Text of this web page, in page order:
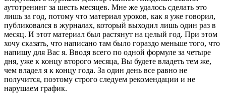
аутотренинг за шесть месяцев. Мне же удалось сделать это
лишь за год, потому что материал уроков, как я уже говорил,
публиковался в журналах, который выходил лишь один раз в
месяц. И этот материал был растянут на целый год. При этом
хочу сказать, что написано там было гораздо меньше того, что
напишу для Вас я. Вводя всего по одной формуле за четыре
дня, уже к концу второго месяца, Вы будете владеть тем же,
чем владел я к концу года. За один день все равно не
получится, поэтому строго следуем рекомендации и не
нарушаем график.